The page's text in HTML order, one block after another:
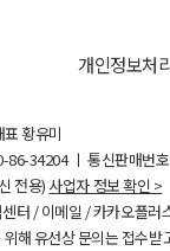
개인정보처
황유미
86-34204ㅣ 통신판매번
전용) 사업자 정보 확인 >
터 / 이메일 / 카카오플러
해 유선상 문의는 접수받